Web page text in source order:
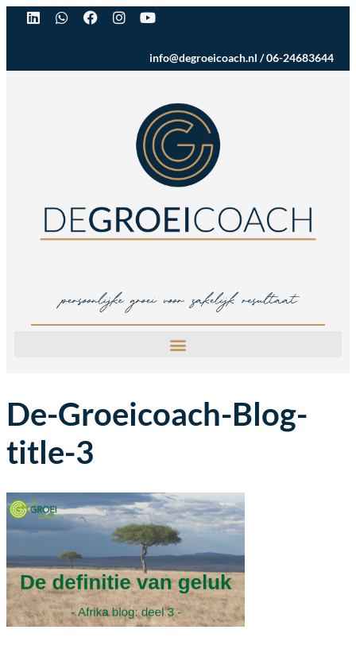
info@degroeicoach.nl /06-24683644
De-Groeicoach-Blog-
title-3